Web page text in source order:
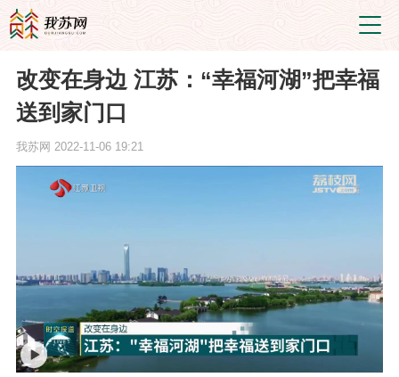
改变在身边 江苏：“幸福河湖”把幸福
送到家门口
我苏网 2022-11-06 19:21